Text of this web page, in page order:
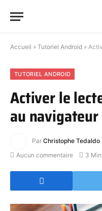
Accueil » Tutoriel Android »
TUTORIEL ANDROID
Activer le
au navigateur
Par Christophe Tedaldo
Aucun commentaire
3